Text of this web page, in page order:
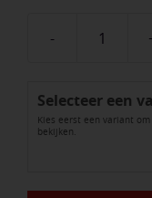
Selecteer een
Kies eerst een variant
bekijken.